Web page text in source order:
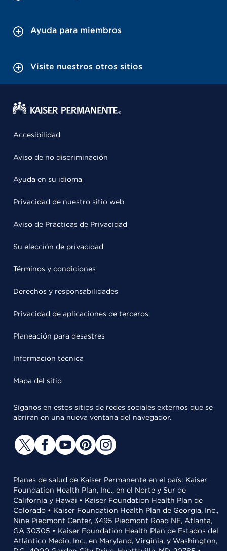
Ayuda para miembros
Visite nuestros otros sitios
Accesibilidad
Aviso de no discriminación
Ayuda en su idioma
Privacidad de nuestro sitio web
Aviso de Prácticas de Privacidad
Su elección de privacidad
Términos y condiciones
Derechos y responsabilidades
Privacidad de aplicaciones de terceros
Planeación para desastres
Información técnica
Mapa del sitio
Síganos en estos sitios de redes sociales externos que se
abrirán en una nueva ventana del navegador.
Planes de salud de Kaiser Permanente en el país: Kaiser
Foundation Health Plan, Inc., en el Norte y Sur de
California y Hawái • Kaiser Foundation Health Plan de
Colorado • Kaiser Foundation Health Plan de Georgia, Inc.,
Nine Piedmont Center, 3495 Piedmont Road NE, Atlanta,
GA 30305 • Kaiser Foundation Health Plan de Estados del
Atlántico Medio, Inc., en Maryland, Virginia, y Washington,